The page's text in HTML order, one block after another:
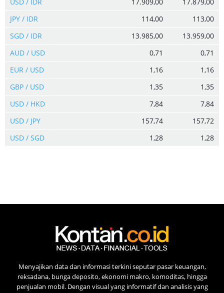
JPY / IDR
114,00
113,00
SGD / IDR
13.985,00
13.959,00
AUD / USD
0,71
0,71
EUR / USD
1,16
1,16
GBP / USD
1,35
1,35
USD / HKD
7,84
7,84
USD / JPY
157,74
157,72
USD / SGD
1,28 1,28
Menyajikan data dan informasi terkini seputar pasar keuangan,
reksadana, bunga deposito, ekonomi makro, komoditas, hingga
penjualan mobil. Dengan visual yang informatif dan analisis yang